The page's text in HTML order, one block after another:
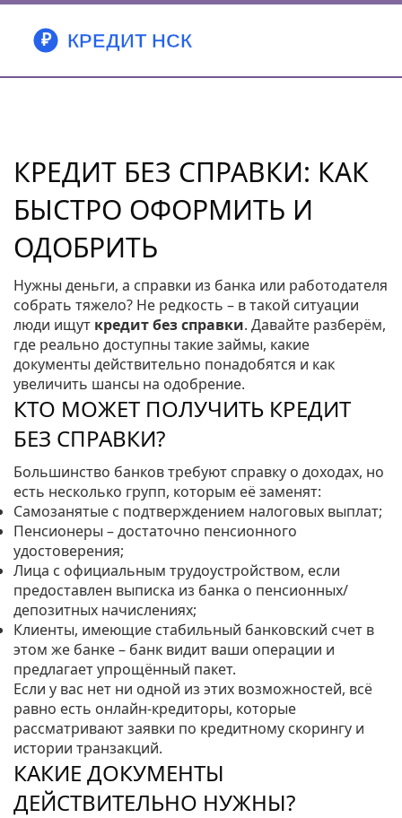
КРЕДИТ БЕЗ СПРАВКИ: КАК
БЫСТРО ОФОРМИТЬ И
ОДОБРИТЬ
Нужны деньги, а справки из банка или работодателя
собрать тяжело? Не редкость – в такой ситуации
люди ищут кредит без справки. Давайте разберём,
где реально доступны такие займы, какие
документы действительно понадобятся и как
увеличить шансы на одобрение.
КТО МОЖЕТ ПОЛУЧИТЬ КРЕДИТ
БЕЗ СПРАВКИ?
Большинство банков требуют справку о доходах, но
есть несколько групп, которым её заменят:
Самозанятые с подтверждением налоговых выплат;
Пенсионеры – достаточно пенсионного
удостоверения;
Лица с официальным трудоустройством, если
предоставлен выписка из банка о пенсионных/
депозитных начислениях;
Клиенты, имеющие стабильный банковский счет в
этом же банке – банк видит ваши операции и
предлагает упрощённый пакет.
Если у вас нет ни одной из этих возможностей, всё
равно есть онлайн‑кредиторы, которые
рассматривают заявки по кредитному скорингу и
истории транзакций.
КАКИЕ ДОКУМЕНТЫ
ДЕЙСТВИТЕЛЬНО НУЖНЫ?